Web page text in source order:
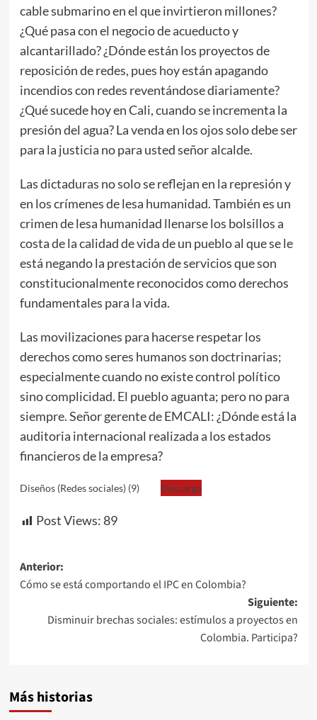
cable submarino en el que invirtieron millones?
¿Qué pasa con el negocio de acueducto y
alcantarillado? ¿Dónde están los proyectos de
reposición de redes, pues hoy están apagando
incendios con redes reventándose diariamente?
¿Qué sucede hoy en Cali, cuando se incrementa la
presión del agua? La venda en los ojos solo debe ser
para la justicia no para usted señor alcalde.
Las dictaduras no solo se reflejan en la represión y
en los crímenes de lesa humanidad. También es un
crimen de lesa humanidad llenarse los bolsillos a
costa de la calidad de vida de un pueblo al que se le
está negando la prestación de servicios que son
constitucionalmente reconocidos como derechos
fundamentales para la vida.
Las movilizaciones para hacerse respetar los
derechos como seres humanos son doctrinarias;
especialmente cuando no existe control político
sino complicidad. El pueblo aguanta; pero no para
siempre. Señor gerente de EMCALI: ¿Dónde está la
auditoria internacional realizada a los estados
financieros de la empresa?
Diseños (Redes sociales) (9) Descarga
Post Views: 89
Navegación
de
entradas
Anterior:
Cómo se está comportando el IPC en Colombia?
Siguiente:
Disminuir brechas sociales: estímulos a proyectos en
Colombia. Participa?
Más historias